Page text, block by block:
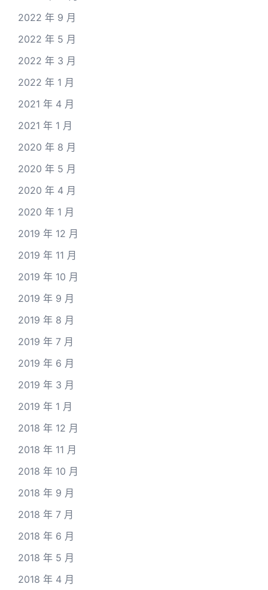
2022 年 9 月
2022 年 5 月
2022 年 3 月
2022 年 1 月
2021 年 4 月
2021 年 1 月
2020 年 8 月
2020 年 5 月
2020 年 4 月
2020 年 1 月
2019 年 12 月
2019 年 11 月
2019 年 10 月
2019 年 9 月
2019 年 8 月
2019 年 7 月
2019 年 6 月
2019 年 3 月
2019 年 1 月
2018 年 12 月
2018 年 11 月
2018 年 10 月
2018 年 9 月
2018 年 7 月
2018 年 6 月
2018 年 5 月
2018 年 4 月